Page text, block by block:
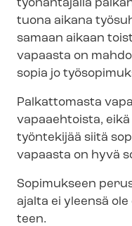
työnantajalla
tuona aikana
samaan aikaan
vapaasta on
sopia jo
Palkattomasta
vapaaehtoista,
työntekijää siitä
vapaasta on hyvä
Sopimukseen
ajalta ei yleensä
teen.